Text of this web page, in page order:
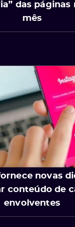
das
mês
novas
conteúdo de
envolventes